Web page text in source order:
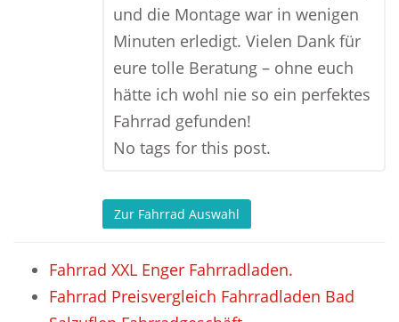
und die Montage war in wenigen
Minuten erledigt. Vielen Dank für
eure tolle Beratung – ohne euch
hätte ich wohl nie so ein perfektes
Fahrrad gefunden!
No tags for this post.
Zur Fahrrad Auswahl
Fahrrad XXL Enger Fahrradladen.
Fahrrad Preisvergleich Fahrradladen Bad